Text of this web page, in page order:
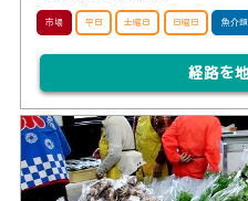
市場 平日 土曜日 日曜日 魚介類
経路を